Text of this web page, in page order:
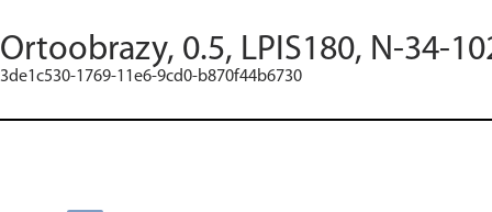
Ortoobrazy, 0.5, LPIS180, N-34-
3de1c530-1769-11e6-9cd0-b870f44b6730